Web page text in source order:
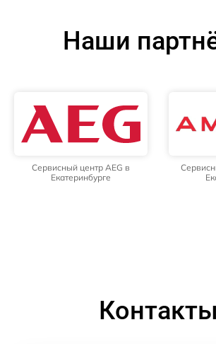
Наши
Сервисный центр AEG в
Екатеринбурге
Контакты